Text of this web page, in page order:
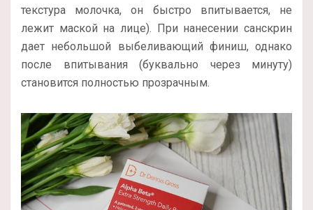
текстура молочка, он быстро впитывается, не
лежит маской на лице). При нанесении санскрин
дает небольшой выбеливающий финиш, однако
после впитывания (буквально через минуту)
становится полностью прозрачным.